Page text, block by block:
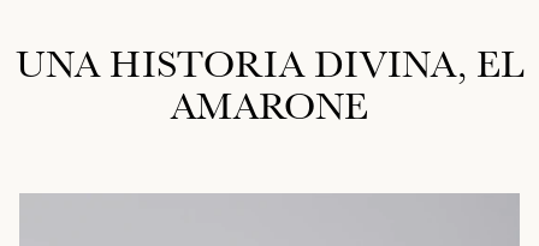
UNA HISTORIA DIVINA, EL
AMARONE